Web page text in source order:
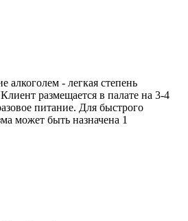
алкоголем - легкая степень
размещается в палате на 3-4
питание. Для быстрого
может быть назначена 1